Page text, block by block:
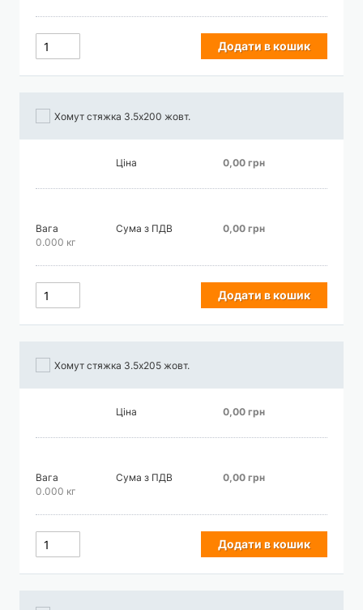
Додати в кошик
Хомут стяжка 3.5х200 жовт.
Ціна 0,00 грн
Вага
0.000 кг
Сума з ПДВ 0,00 грн
Додати в кошик
Хомут стяжка 3.5х205 жовт.
Ціна 0,00 грн
Вага
0.000 кг
Сума з ПДВ 0,00 грн
Додати в кошик